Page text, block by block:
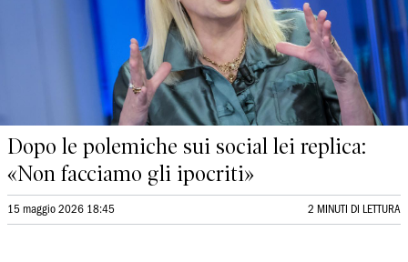
Dopo le polemiche sui social lei replica:
«Non facciamo gli ipocriti»
15 maggio 2026 18:45 2 MINUTI DI LETTURA